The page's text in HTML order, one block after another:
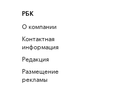
РБК
О компании
Контактная
информация
Редакция
Размещение
рекламы